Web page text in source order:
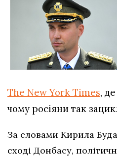
The New York Times,
чому росіяни так
За словами Кирила
сході Донбасу,